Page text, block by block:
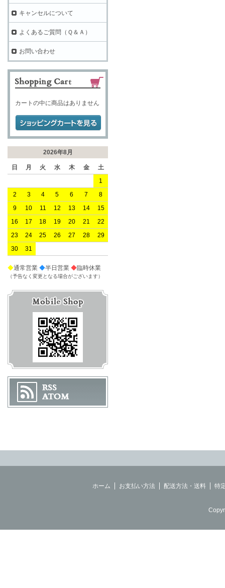
キャンセルについて
よくあるご質問（Ｑ＆Ａ）
お問い合わせ
カートの中に商品はありません
2026年8月
日 月 火 水 木 金
土
1
2
3 4 5 6 7
8
9
10 11 12 13 14
15
16
17 18 19 20 21
22
23
24 25 26 27 28
29
30
31
◆通常営業 ◆半日営業 ◆臨時休業
（予告なく変更となる場合がございます）
ホーム お支払い方法 配送方法・送料 特